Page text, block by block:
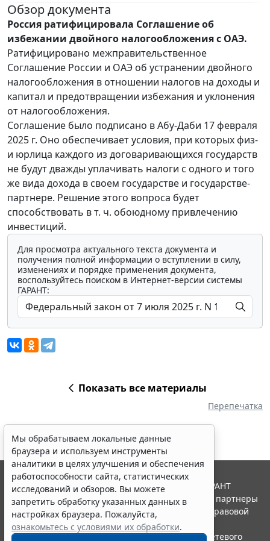
Обзор документа
Россия ратифицировала Соглашение об
избежании двойного налогообложения с ОАЭ.
Ратифицировано межправительственное
Соглашение России и ОАЭ об устранении двойного
налогообложения в отношении налогов на доходы и
капитал и предотвращении избежания и уклонения
от налогообложения.
Соглашение было подписано в Абу-Даби 17 февраля
2025 г. Оно обеспечивает условия, при которых физ-
и юрлица каждого из договаривающихся государств
не будут дважды уплачивать налоги с одного и того
же вида дохода в своем государстве и государстве-
партнере. Решение этого вопроса будет
способствовать в т. ч. обоюдному привлечению
инвестиций.
Для просмотра актуального текста документа и
получения полной информации о вступлении в силу,
изменениях и порядке применения документа,
воспользуйтесь поиском в Интернет-версии системы
ГАРАНТ:
Показать все материалы
Перепечатка
Мы обрабатываем локальные данные
браузера и используем инструменты
аналитики в целях улучшения и обеспечения
работоспособности сайта, статистических
исследований и обзоров. Вы можете
запретить обработку указанных данных в
настройках браузера. Пожалуйста,
ознакомьтесь с условиями их обработки.
© ООО "НПП "ГАРАНТ-СЕРВИС", 2026. Система ГАРАНТ
выпускается с 1990 года. Компания "Гарант" и ее партнеры
являются участниками Российской ассоциации правовой
информации ГАРАНТ.
Портал ГАРАНТ.РУ зарегистрирован в качестве сетевого